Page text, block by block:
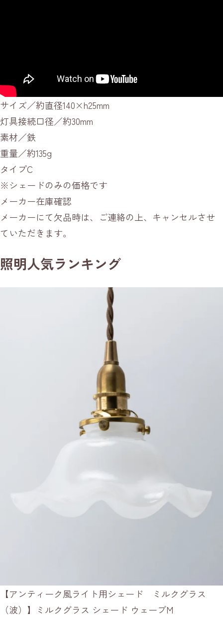
サイズ／約直径140×h25mm
灯具接続口径／約30mm
素材／鉄
重量／約135g
タイプC
※シェードのみの価格です
メーカー在庫確認
メーカーにて欠品時は、ご連絡の上、キャンセルさせ
ていただきます。
照明人気ランキング
【アンティーク風ライト用シェード ミルクグラス
（波）】ミルクグラス シェード ウェーブM